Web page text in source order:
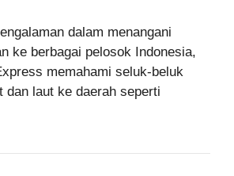
dalam menangani
ke berbagai pelosok Indonesia,
memahami seluk-beluk
dan laut ke daerah seperti